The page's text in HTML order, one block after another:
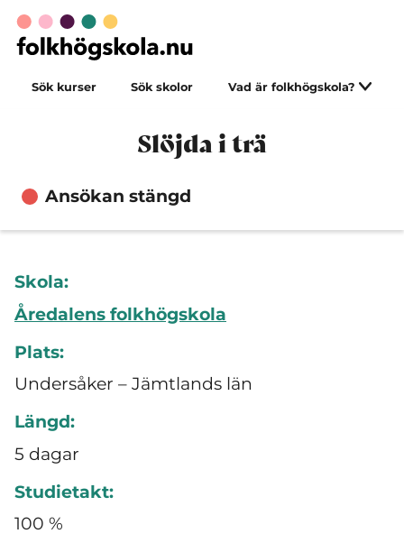
Sök kurser Sök skolor Vad är folkhögskola?
Slöjda i trä
Ansökan stängd
Skola:
Åredalens folkhögskola
Plats:
Undersåker – Jämtlands län
Längd:
5 dagar
Studietakt:
100 %